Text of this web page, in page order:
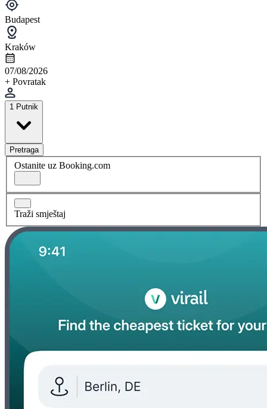
Budapest
Kraków
07/08/2026
+ Povratak
1 Putnik
Pretraga
Ostanite uz Booking.com
Traži smještaj